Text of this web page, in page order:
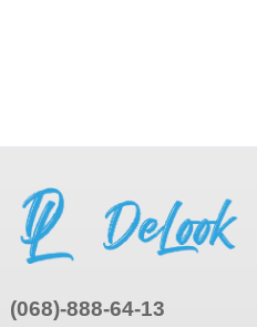
(068)-888-64-13